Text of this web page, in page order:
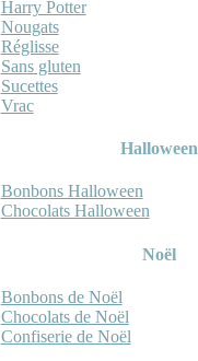
Harry Potter
Nougats
Réglisse
Sans gluten
Sucettes
Vrac
Halloween
Bonbons Halloween
Chocolats Halloween
Noël
Bonbons de Noël
Chocolats de Noël
Confiserie de Noël